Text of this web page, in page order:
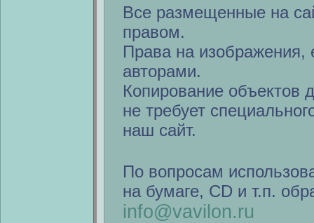
Все размещенные на
правом.
Права на изображения,
авторами.
Копирование объектов
не требует
наш сайт.
По вопросам
на бумаге, CD и т.п.
info@vavilon.ru